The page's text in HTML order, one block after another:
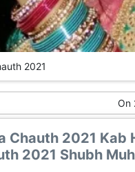
2021
On
Chauth 2021 Kab
2021 Shubh